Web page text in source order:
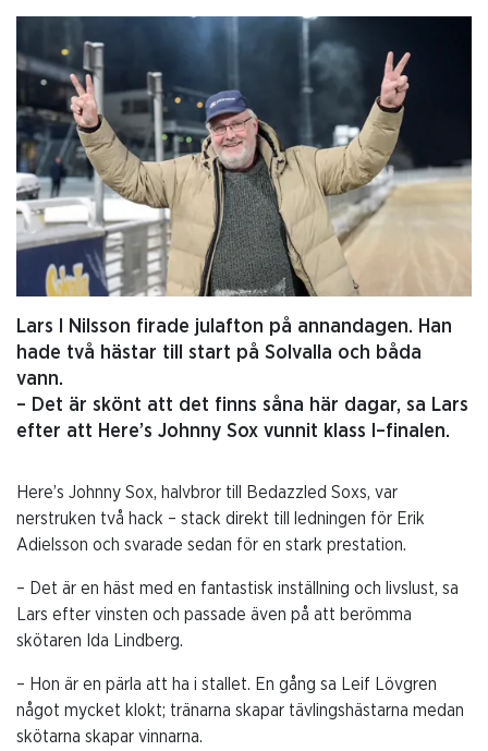
Lars I Nilsson firade julafton på annandagen. Han
hade två hästar till start på Solvalla och båda
vann.
– Det är skönt att det finns såna här dagar, sa Lars
efter att Here’s Johnny Sox vunnit klass I–finalen.
Here’s Johnny Sox, halvbror till Bedazzled Soxs, var
nerstruken två hack – stack direkt till ledningen för Erik
Adielsson och svarade sedan för en stark prestation.
– Det är en häst med en fantastisk inställning och livslust, sa
Lars efter vinsten och passade även på att berömma
skötaren Ida Lindberg.
– Hon är en pärla att ha i stallet. En gång sa Leif Lövgren
något mycket klokt; tränarna skapar tävlingshästarna medan
skötarna skapar vinnarna.